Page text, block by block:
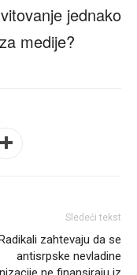
jednako
medije?
Sledeći tekst
zahtevaju da se
antisrpske nevladine